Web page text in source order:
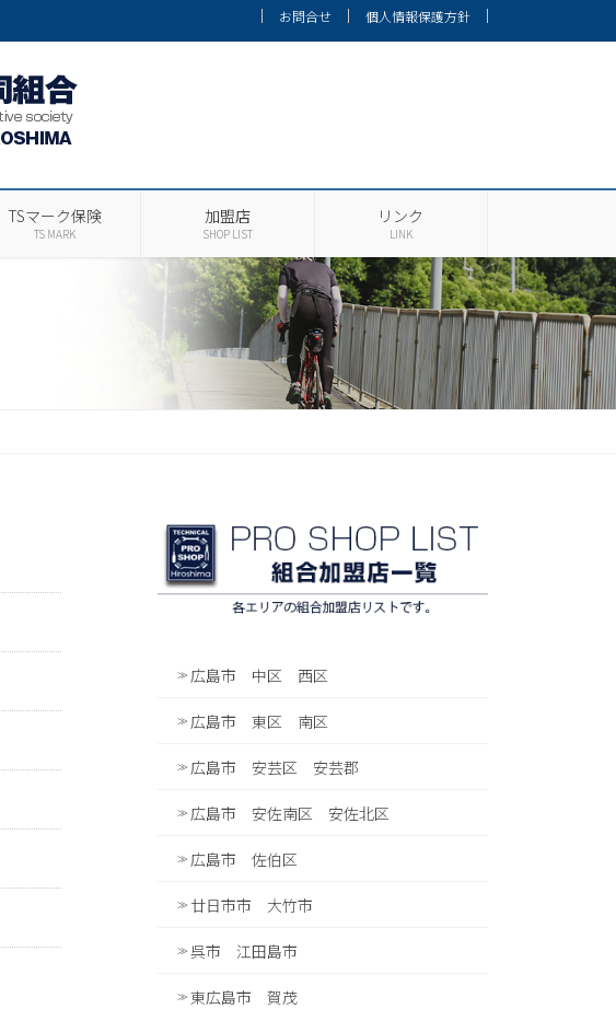
お問合せ 個人情報保護方針
TSマーク保険
TS MARK
加盟店
SHOP LIST
リンク
LINK
広島市 中区 西区
広島市 東区 南区
広島市 安芸区 安芸郡
広島市 安佐南区 安佐北区
広島市 佐伯区
廿日市市 大竹市
呉市 江田島市
東広島市 賀茂